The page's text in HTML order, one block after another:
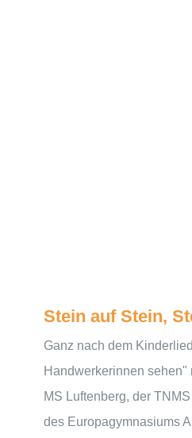
Stein auf Stein,
Ganz nach dem
Handwerkerinnen sehen"
MS Luftenberg, der
des Europagymnasiums